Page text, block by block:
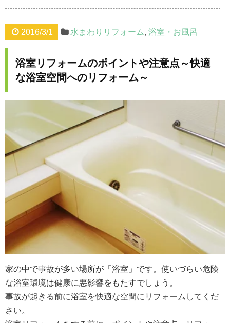
2016/3/1 水まわりリフォーム,浴室・お風呂
浴室リフォームのポイントや注意点～快適
な浴室空間へのリフォーム～
家の中で事故が多い場所が「浴室」です。使いづらい危険
な浴室環境は健康に悪影響をもたすでしょう。
事故が起きる前に浴室を快適な空間にリフォームしてくだ
さい。